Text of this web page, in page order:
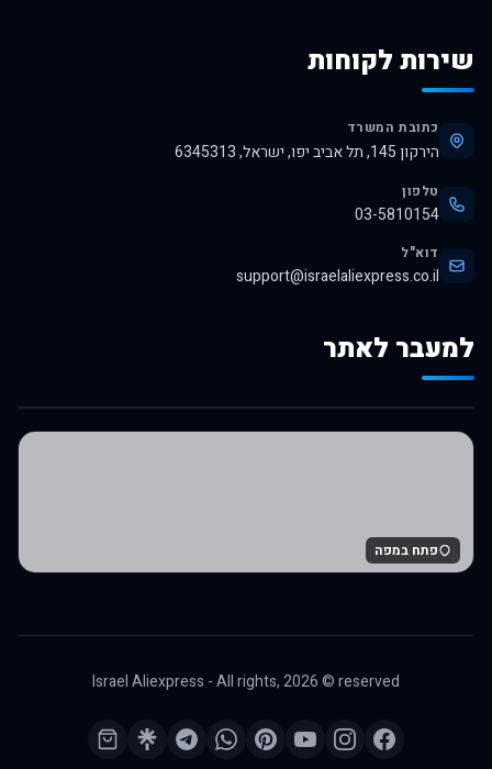
שירות לקוחות
כתובת המשרד
הירקון 145, תל אביב יפו, ישראל, 6345313
טלפון
03-5810154
דוא"ל
support@israelaliexpress.co.il
למעבר לאתר
לרכישה באלי אקספרס
פתח במפה
Israel Aliexpress - All rights,2026© reserved